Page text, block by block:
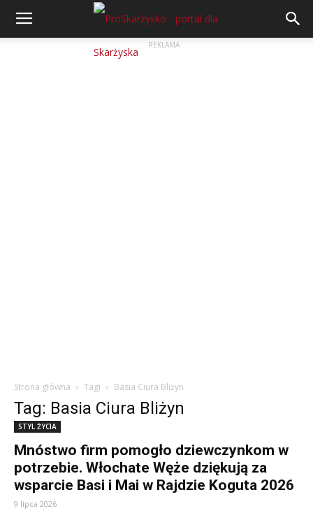
REKLAMA
Strona główna Tagi Basia Ciura Bliżyn
Tag: Basia Ciura Bliżyn
STYL ŻYCIA
Mnóstwo firm pomogło dziewczynkom w
potrzebie. Włochate Węże dziękują za
wsparcie Basi i Mai w Rajdzie Koguta 2026
9 lipca 2026